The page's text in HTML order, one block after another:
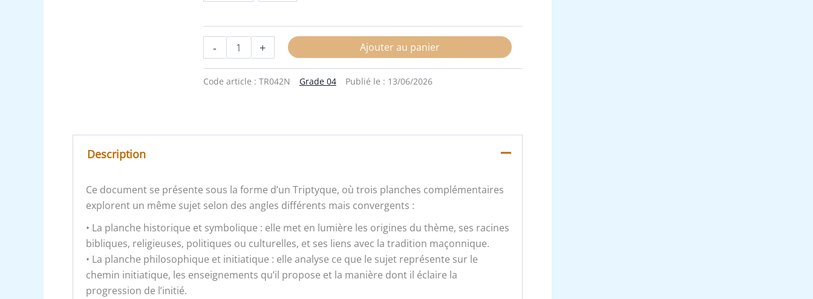
- + Ajouter au panier
Code article : TR042N Grade 04 Publié le : 13/06/2026
Description
Ce document se présente sous la forme d’un Triptyque, où trois planches complémentaires
explorent un même sujet selon des angles différents mais convergents :
• La planche historique et symbolique : elle met en lumière les origines du thème, ses racines
bibliques, religieuses, politiques ou culturelles, et ses liens avec la tradition maçonnique.
• La planche philosophique et initiatique : elle analyse ce que le sujet représente sur le
chemin initiatique, les enseignements qu’il propose et la manière dont il éclaire la
progression de l’initié.